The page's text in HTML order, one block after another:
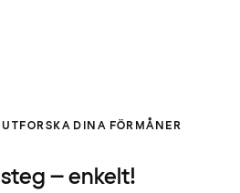
DINA FÖRMÅNER
– enkelt!